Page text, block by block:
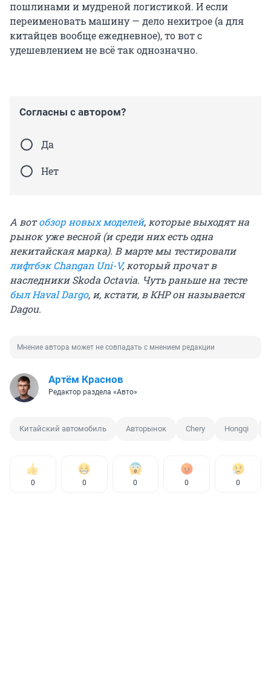
пошлинами и мудреной логистикой. И если
переименовать машину — дело нехитрое (а для
китайцев вообще ежедневное), то вот с
удешевлением не всё так однозначно.
Согласны с автором?
Да
Нет
А вотобзор новых моделей, которые выходят на
рынок уже весной (и среди них есть одна
некитайская марка). В марте мы тестировали
лифтбэк Changan Uni-V, который прочат в
наследники Skoda Octavia. Чуть раньше на тесте
былHaval Dargо, и, кстати, в КНР он называется
Dagou.
Мнение автора может не совпадать с мнением редакции
Артём Краснов
Редактор раздела «Авто»
Китайский автомобиль Авторынок Chery Hongqi
0 0 0 0 0